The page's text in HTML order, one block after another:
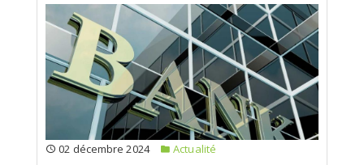
02 décembre 2024
Actualité